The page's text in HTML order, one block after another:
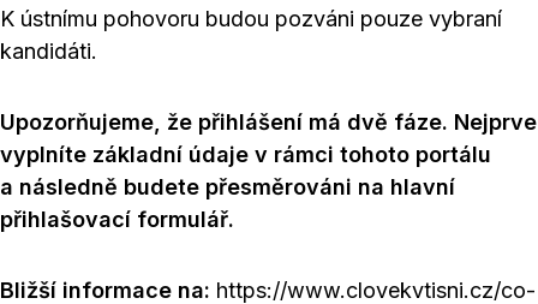
K ústnímu pohovoru budou pozváni pouze vybraní
kandidáti.
Upozorňujeme, že přihlášení má dvě fáze. Nejprve
vyplníte základní údaje v rámci tohoto portálu
a následně budete přesměrováni na hlavní
přihlašovací formulář.
Bližší informace na: https://www.clovekvtisni.cz/co-